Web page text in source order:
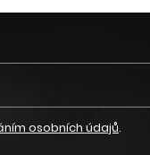
osobních údajů.